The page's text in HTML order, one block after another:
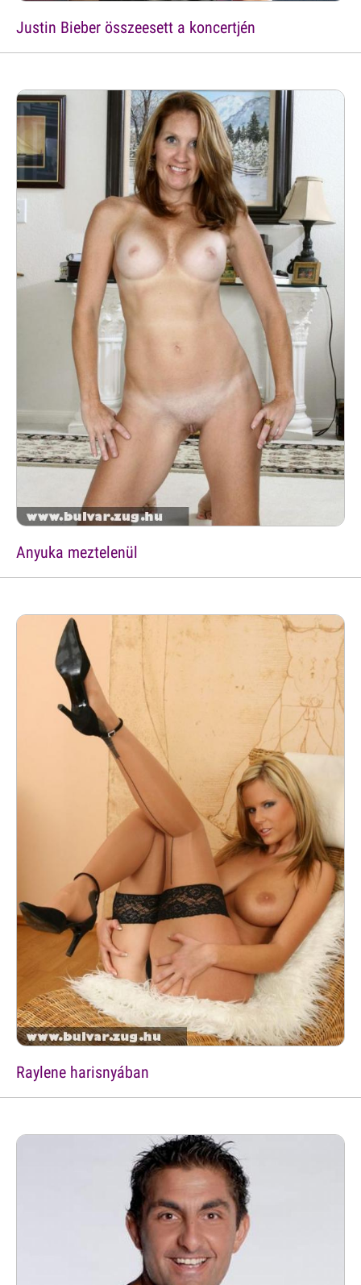
Justin Bieber összeesett a koncertjén
Anyuka meztelenül
Raylene harisnyában